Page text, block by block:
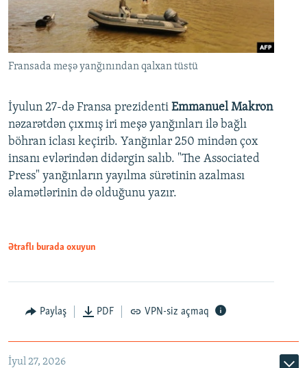
Fransada meşə yanğınından qalxan tüstü
İyulun 27-də Fransa prezidenti Emmanuel Makron
nəzarətdən çıxmış iri meşə yanğınları ilə bağlı
böhran iclası keçirib. Yanğınlar 250 mindən çox
insanı evlərindən didərgin salıb. "The Associated
Press" yanğınların yayılma sürətinin azalması
əlamətlərinin də olduğunu yazır.
Ətraflı burada oxuyun
Paylaş PDF VPN-siz açmaq
İyul 27, 2026